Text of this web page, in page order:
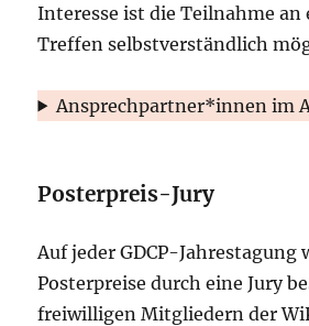
Interesse ist die Teilnahme an
Treffen selbstverständlich
Ansprechpartner*innen im
Posterpreis-Jury
Auf jeder GDCP-Jahrestagung
Posterpreise durch eine Jury
freiwilligen Mitgliedern der